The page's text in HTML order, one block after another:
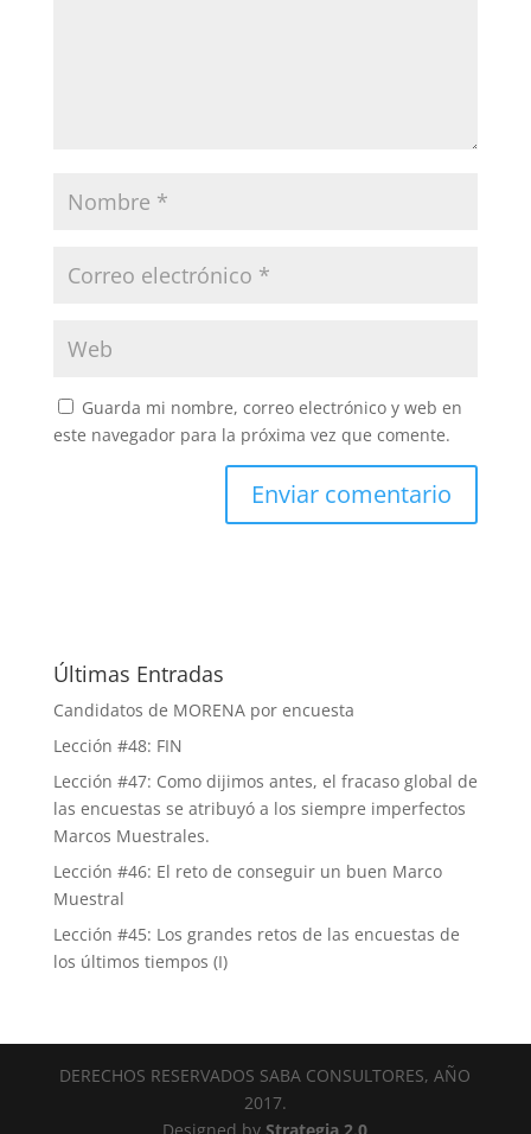
Guarda mi nombre, correo electrónico y web en
este navegador para la próxima vez que comente.
Últimas Entradas
Candidatos de MORENA por encuesta
Lección #48: FIN
Lección #47: Como dijimos antes, el fracaso global de
las encuestas se atribuyó a los siempre imperfectos
Marcos Muestrales.
Lección #46: El reto de conseguir un buen Marco
Muestral
Lección #45: Los grandes retos de las encuestas de
los últimos tiempos (I)
DERECHOS RESERVADOS SABA CONSULTORES, AÑO
2017.